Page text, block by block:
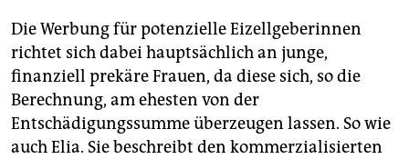
Die Werbung für potenzielle Eizellgeberinnen
richtet sich dabei hauptsächlich an junge,
finanziell prekäre Frauen, da diese sich, so die
Berechnung, am ehesten von der
Entschädigungssumme überzeugen lassen. So wie
auch Elia. Sie beschreibt den kommerzialisierten